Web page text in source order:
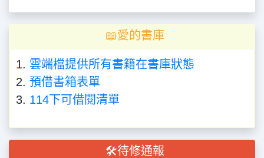
📖愛的書庫
1. 雲端檔提供所有書籍在書庫狀態
2. 預借書箱表單
3. 114下可借閱清單
🛠️待修通報